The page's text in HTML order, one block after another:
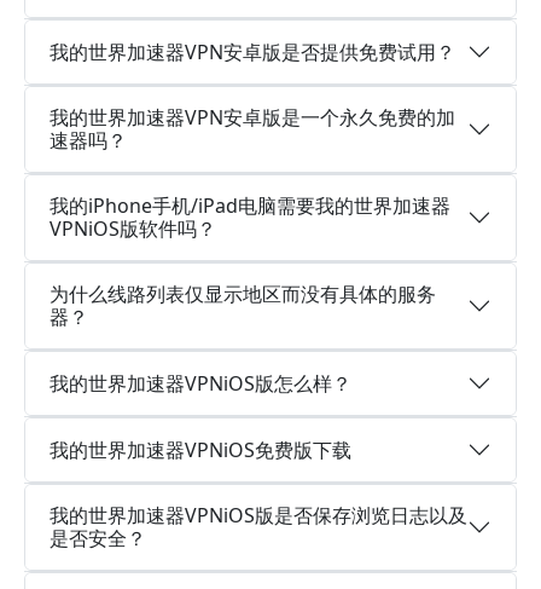
我的世界加速器VPN安卓版是否提供免费试用？
我的世界加速器VPN安卓版是一个永久免费的加
速器吗？
我的iPhone手机/iPad电脑需要我的世界加速器
VPNiOS版软件吗？
为什么线路列表仅显示地区而没有具体的服务
器？
我的世界加速器VPNiOS版怎么样？
我的世界加速器VPNiOS免费版下载
我的世界加速器VPNiOS版是否保存浏览日志以及
是否安全？